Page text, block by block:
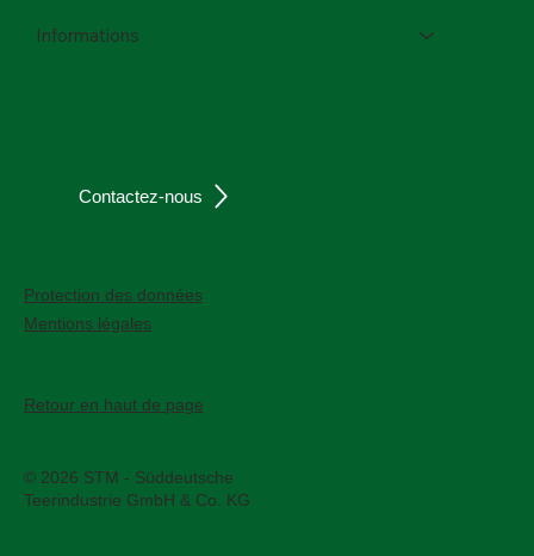
Informations
Contactez-nous
Protection des données
Mentions légales
Retour en haut de page
© 2026 STM - Süddeutsche
Teerindustrie GmbH & Co. KG